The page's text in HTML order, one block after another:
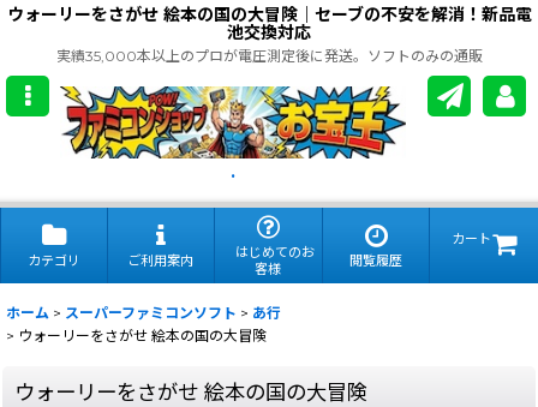
ウォーリーをさがせ 絵本の国の大冒険｜セーブの不安を解消！新品電
池交換対応
実績35,000本以上のプロが電圧測定後に発送。ソフトのみの通販
.
カテゴリ ご利用案内
はじめてのお
客様
閲覧履歴
カート
ホーム > スーパーファミコンソフト > あ行
> ウォーリーをさがせ 絵本の国の大冒険
ウォーリーをさがせ 絵本の国の大冒険